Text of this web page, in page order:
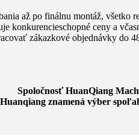
až po finálnu montáž, všetko
konkurencieschopné ceny a
zákazkové objednávky do
Spoločnosť HuanQiang
znamená výber